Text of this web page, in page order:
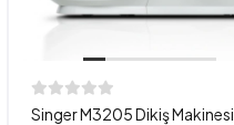
Singer M3205 Dikiş Makinesi